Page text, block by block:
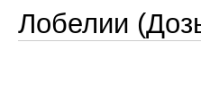
Лобелии